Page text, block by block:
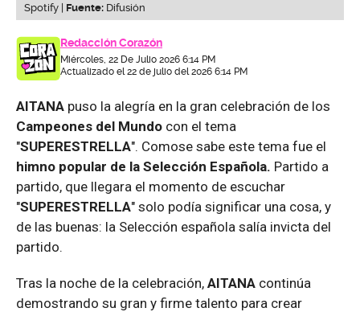
Spotify | Fuente: Difusión
Redacción Corazón
Miércoles, 22 De Julio 2026 6:14 PM
Actualizado el 22 de julio del 2026 6:14 PM
AITANA puso la alegría en la gran celebración de los
Campeones del Mundo con el tema
"SUPERESTRELLA". Comose sabe este tema fue el
himno popular de la Selección Española. Partido a
partido, que llegara el momento de escuchar
"SUPERESTRELLA" solo podía significar una cosa, y
de las buenas: la Selección española salía invicta del
partido.
Tras la noche de la celebración, AITANA continúa
demostrando su gran y firme talento para crear